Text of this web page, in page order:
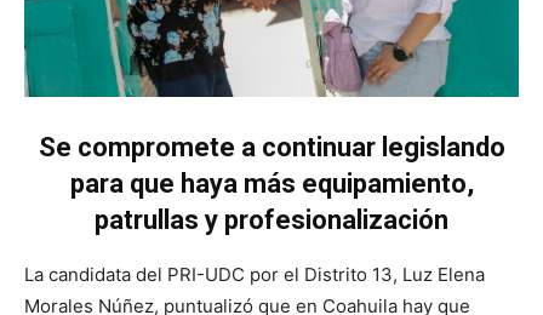
Se compromete a continuar legislando
para que haya más equipamiento,
patrullas y profesionalización
La candidata del PRI-UDC por el Distrito 13, Luz Elena
Morales Núñez, puntualizó que en Coahuila hay que